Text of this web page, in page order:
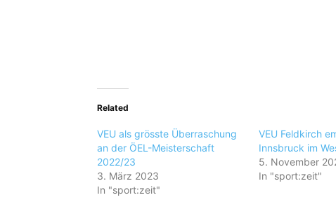
Related
VEU als grösste Überraschung
an der ÖEL-Meisterschaft
2022/23
3. März 2023
In "sport:zeit"
VEU Feldkirch
Innsbruck im
5. November
In "sport:zeit"